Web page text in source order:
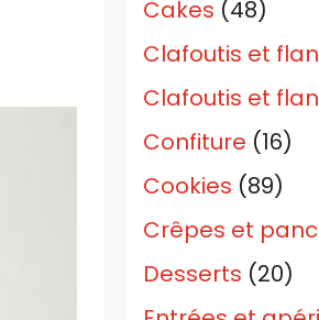
Cakes (48)
Clafoutis et
Clafoutis et
Confiture (16)
Cookies (89)
Crêpes et
Desserts (20)